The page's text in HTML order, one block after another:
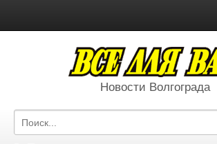
Новости Волгограда